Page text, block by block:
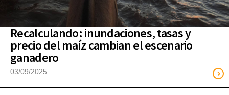
Recalculando: inundaciones, tasas y
precio del maíz cambian el escenario
ganadero
03/09/2025